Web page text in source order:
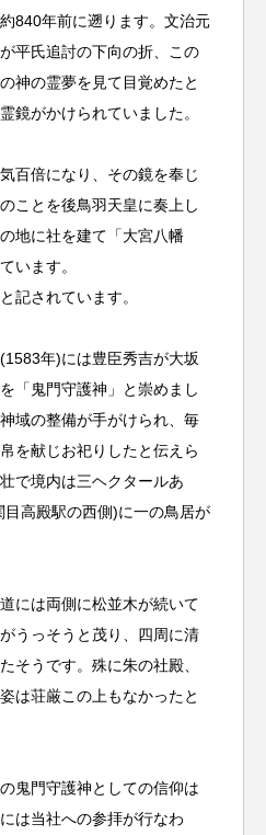
840年前に遡ります。文治元
平氏追討の下向の折、この
神の霊夢を見て目覚めたと
鏡がかけられていました。
百倍になり、その鏡を奉じ
ことを後鳥羽天皇に奏上し
地に社を建て「大宮八幡
います。
記されています。
年)には豊臣秀吉が大坂
「鬼門守護神」と崇めまし
域の整備が手がけられ、毎
を献じお祀りしたと伝えら
で境内は三ヘクタールあ
目高殿駅の西側)に一の鳥居が
には両側に松並木が続いて
うっそうと茂り、四周に清
そうです。殊に朱の社殿、
は荘厳この上もなかったと
鬼門守護神としての信仰は
は当社への参拝が行なわ